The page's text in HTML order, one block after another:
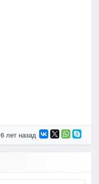
6 лет назад